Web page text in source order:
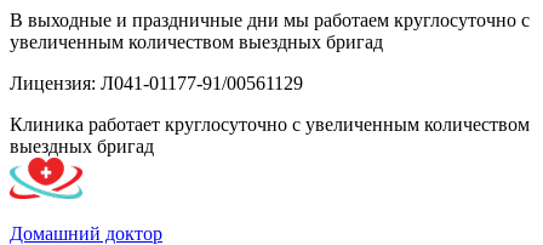
В выходные и праздничные дни мы работаем круглосуточно с
увеличенным количеством выездных бригад
Лицензия: Л041-01177-91/00561129
Клиника работает круглосуточно с увеличенным количеством
выездных бригад
Домашний доктор